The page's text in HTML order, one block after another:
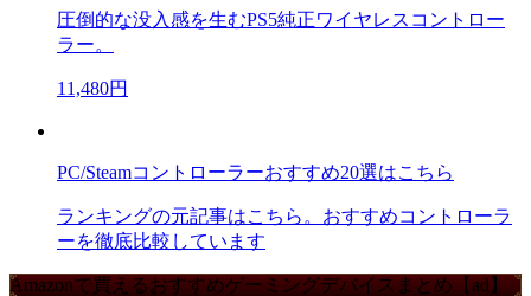
圧倒的な没入感を生むPS5純正ワイヤレスコントロー
ラー。
11,480円
PC/Steamコントローラーおすすめ20選はこちら
ランキングの元記事はこちら。おすすめコントローラ
ーを徹底比較しています
Amazonで買えるおすすめゲーミングデバイスまとめ【ad】